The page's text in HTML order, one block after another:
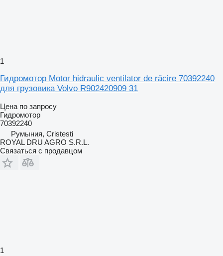
1
Гидромотор Motor hidraulic ventilator de răcire 70392240
для грузовика Volvo R902420909 31
Цена по запросу
Гидромотор
70392240
Румыния, Cristesti
ROYAL DRU AGRO S.R.L.
Связаться с продавцом
1